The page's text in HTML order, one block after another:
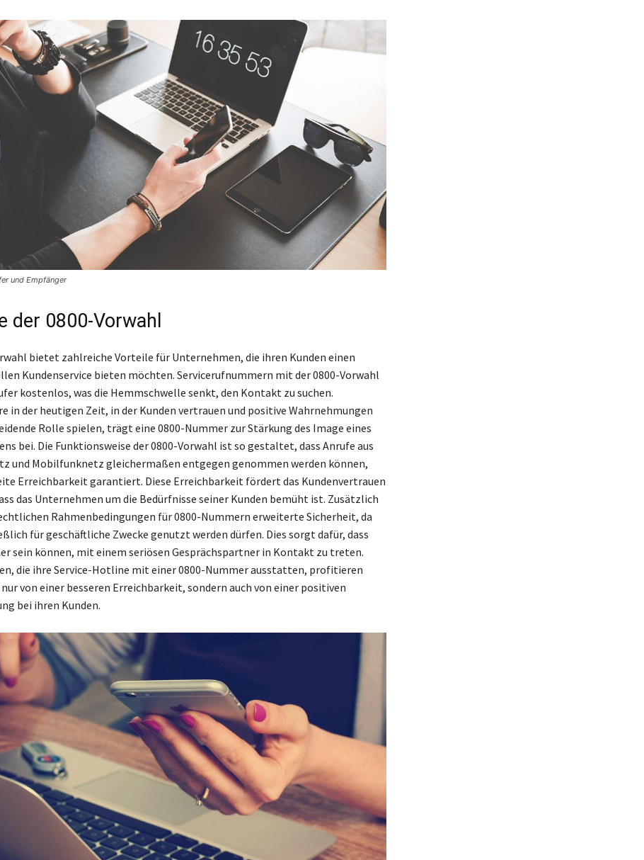
und Empfänger
der 0800-Vorwahl
bietet zahlreiche Vorteile für Unternehmen, die ihren Kunden einen
Kundenservice bieten möchten. Servicerufnummern mit der 0800-Vorwahl
kostenlos, was die Hemmschwelle senkt, den Kontakt zu suchen.
in der heutigen Zeit, in der Kunden vertrauen und positive Wahrnehmungen
Rolle spielen, trägt eine 0800-Nummer zur Stärkung des Image eines
bei. Die Funktionsweise der 0800-Vorwahl ist so gestaltet, dass Anrufe aus
und Mobilfunknetz gleichermaßen entgegen genommen werden können,
Erreichbarkeit garantiert. Diese Erreichbarkeit fördert das Kundenvertrauen
das Unternehmen um die Bedürfnisse seiner Kunden bemüht ist. Zusätzlich
Rahmenbedingungen für 0800-Nummern erweiterte Sicherheit, da
für geschäftliche Zwecke genutzt werden dürfen. Dies sorgt dafür, dass
sein können, mit einem seriösen Gesprächspartner in Kontakt zu treten.
die ihre Service-Hotline mit einer 0800-Nummer ausstatten, profitieren
von einer besseren Erreichbarkeit, sondern auch von einer positiven
bei ihren Kunden.